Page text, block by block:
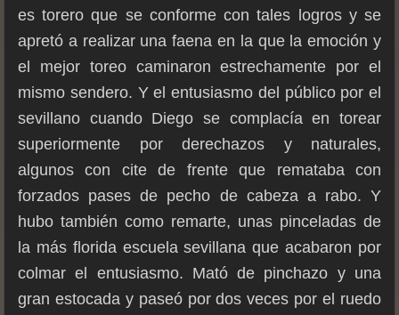
es torero que se conforme con tales logros y se
apretó a realizar una faena en la que la emoción y
el mejor toreo caminaron estrechamente por el
mismo sendero. Y el entusiasmo del público por el
sevillano cuando Diego se complacía en torear
superiormente por derechazos y naturales,
algunos con cite de frente que remataba con
forzados pases de pecho de cabeza a rabo. Y
hubo también como remarte, unas pinceladas de
la más florida escuela sevillana que acabaron por
colmar el entusiasmo. Mató de pinchazo y una
gran estocada y paseó por dos veces por el ruedo